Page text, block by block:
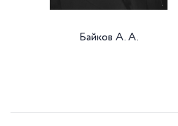
Байков А. А.